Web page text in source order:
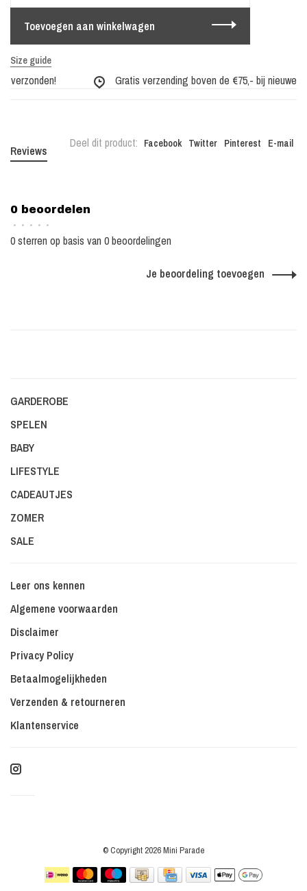
Toevoegen aan winkelwagen
Size guide
Gratis verzending boven de €75,- bij nieuwe
Deel dit product: Facebook Twitter Pinterest E-mail
Reviews
0 beoordelen
• • • • •
0 sterren op basis van 0 beoordelingen
Je beoordeling toevoegen
GARDEROBE
SPELEN
BABY
LIFESTYLE
CADEAUTJES
ZOMER
SALE
Leer ons kennen
Algemene voorwaarden
Disclaimer
Privacy Policy
Betaalmogelijkheden
Verzenden & retourneren
Klantenservice
© Copyright 2026 Mini Parade